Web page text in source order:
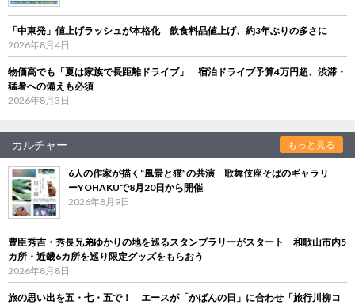
「中東発」値上げラッシュが本格化 飲食料品値上げ、約3年ぶりの多さに
2026年8月4日
物価高でも「夏は家族で長距離ドライブ」 宿泊ドライブ予算4万円超、渋滞・
猛暑への備えも必須
2026年8月3日
カルチャー もっと見る
6人の作家が描く“風景と猫”の共演 歌舞伎座そばのギャラリ
ーYOHAKUで8月20日から開催
2026年8月9日
豊臣秀吉・秀長兄弟ゆかりの地を巡るスタンプラリーがスタート 和歌山市内5
カ所・近畿6カ所を巡り限定グッズをもらおう
2026年8月8日
旅の思い出を五・七・五で！ エースが「かばんの日」に合わせ「旅行川柳コ